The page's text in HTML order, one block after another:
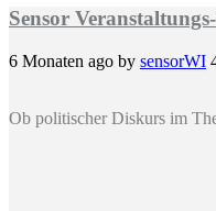
Sensor
6 Monaten ago by sensorWI
Ob politischer Diskurs im